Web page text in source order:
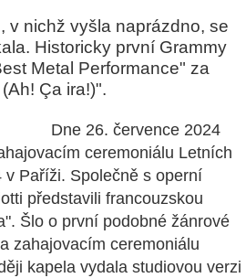
v nichž vyšla naprázdno, se
Historicky první Grammy
Metal Performance" za
Ça ira!)".
Dne 26. července 2024
ceremoniálu Letních
Paříži. Společně s operní
představili francouzskou
Šlo o první podobné žánrové
zahajovacím ceremoniálu
kapela vydala studiovou verzi